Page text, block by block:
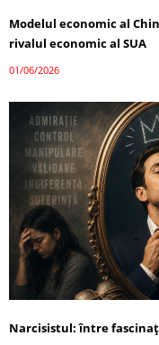
Modelul economic al
rivalul economic al SUA
01/06/2026
Narcisistul: între